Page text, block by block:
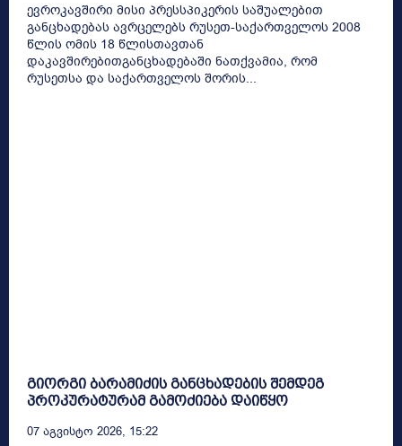
ევროკავშირი მისი პრესსპიკერის საშუალებით
განცხადებას ავრცელებს რუსეთ-საქართველოს 2008
წლის ომის 18 წლისთავთან
დაკავშირებითგანცხადებაში ნათქვამია, რომ
რუსეთსა და საქართველოს შორის...
გიორგი ბარამიძის განცხადების შემდეგ
პროკურატურამ გამოძიება დაიწყო
07 Აგვისტო 2026, 15:22